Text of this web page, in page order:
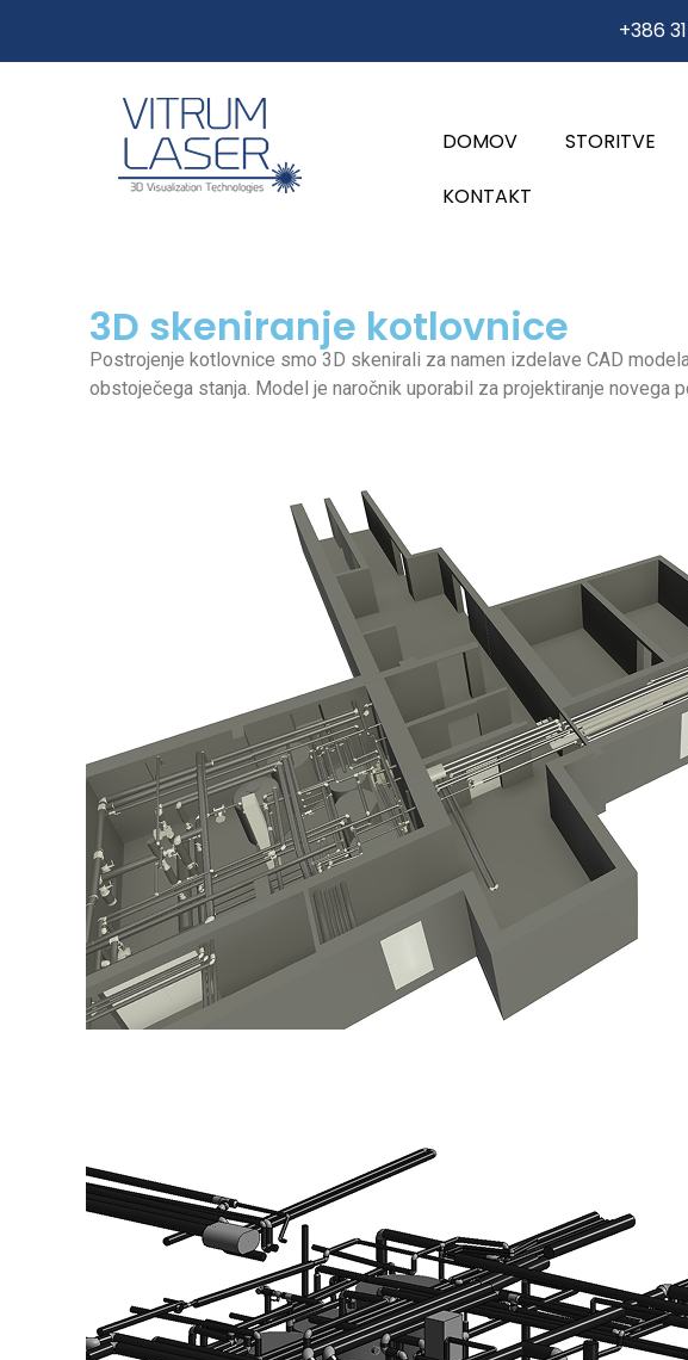
+386
DOMOV STORITVE
KONTAKT
3D skeniranje kotlovnice
Postrojenje kotlovnice smo 3D skenirali za namen izdelave CAD
obstoječega stanja. Model je naročnik uporabil za projektiranje novega